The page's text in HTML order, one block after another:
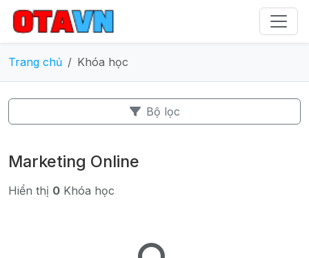
Trang chủ Khóa học
Bộ lọc
Marketing Online
Hiển thị 0 Khóa học